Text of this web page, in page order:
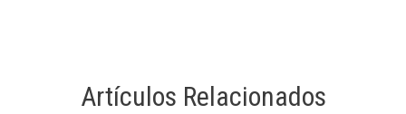
Artículos Relacionados